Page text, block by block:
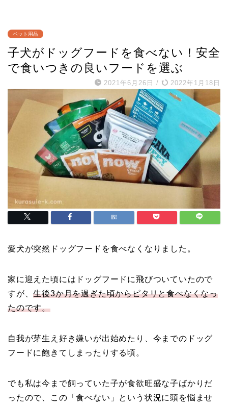
ペット用品
子犬がドッグフードを食べない！安全
で食いつきの良いフードを選ぶ
2021年6月26日 / 2022年1月18日
愛犬が突然ドッグフードを食べなくなりました。
家に迎えた頃にはドッグフードに飛びついていたので
すが、生後3か月を過ぎた頃からピタリと食べなくなっ
たのです。
自我が芽生え好き嫌いが出始めたり、今までのドッグ
フードに飽きてしまったりする頃。
でも私は今まで飼っていた子が食欲旺盛な子ばかりだ
ったので、この「食べない」という状況に頭を悩ませ